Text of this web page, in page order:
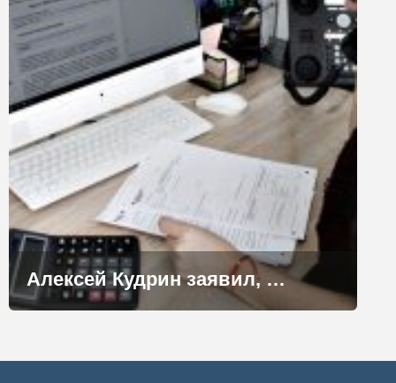
Алексей Кудрин заявил, что необходимости в повышении налогов нет